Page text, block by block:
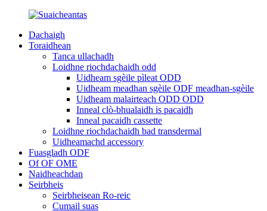
Dachaigh
Toraidhean
Tanca ullachadh
Loidhne riochdachaidh odd
Uidheam sgèile pìleat ODD
Uidheam meadhan sgèile ODF meadhan-sgèile
Uidheam malairteach ODD ODD
Inneal clò-bhualaidh is pacaidh
Inneal pacaidh cassette
Loidhne riochdachaidh bad transdermal
Uidheamachd accessory
Fuasgladh ODF
Of OF OME
Naidheachdan
Seirbheis
Seirbheisean Ro-reic
Cumail suas